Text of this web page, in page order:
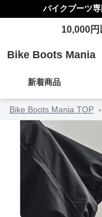
バイクブーツ
10,000円
Bike Boots Mania
新着商品
Bike Boots Mania TOP ›